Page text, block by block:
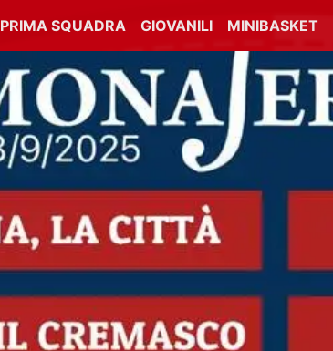
PRIMA SQUADRA GIOVANILI MINIBASKET